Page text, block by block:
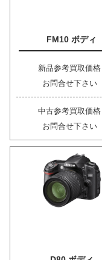
FM10 ボディ
新品参考買取価格
お問合せ下さい
中古参考買取価格
お問合せ下さい